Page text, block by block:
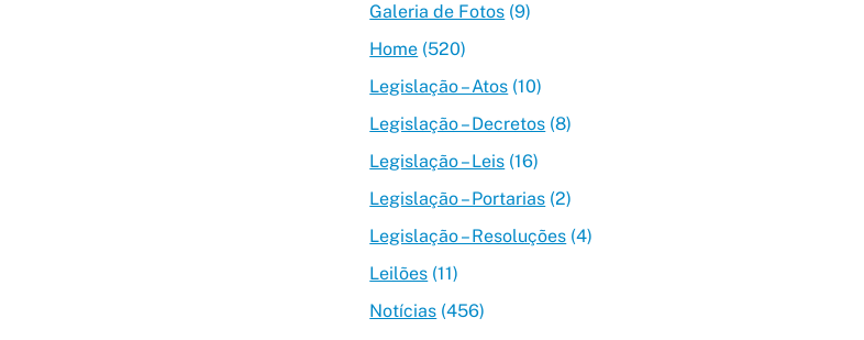
Galeria de Fotos (9)
Home (520)
Legislação – Atos (10)
Legislação – Decretos (8)
Legislação – Leis (16)
Legislação – Portarias (2)
Legislação – Resoluções (4)
Leilões (11)
Notícias (456)